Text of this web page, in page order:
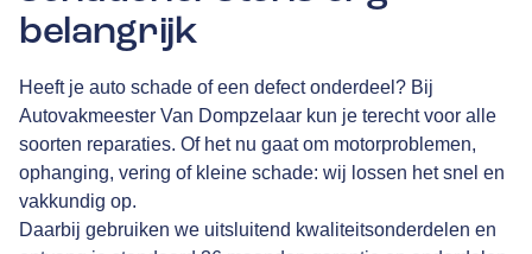
belangrijk
Heeft je auto schade of een defect onderdeel? Bij
Autovakmeester Van Dompzelaar kun je terecht voor alle
soorten reparaties. Of het nu gaat om motorproblemen,
ophanging, vering of kleine schade: wij lossen het snel en
vakkundig op.
Daarbij gebruiken we uitsluitend kwaliteitsonderdelen en